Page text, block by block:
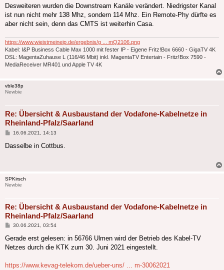
Desweiteren wurden die Downstream Kanäle verändert. Niedrigster Kanal
ist nun nicht mehr 138 Mhz, sondern 114 Mhz. Ein Remote-Phy dürfte es
aber nicht sein, denn das CMTS ist weiterhin Casa.
https://www.wieistmeineip.de/ergebnis/g ... mQ2106.png
Kabel: I&P Business Cable Max 1000 mit fester IP - Eigene Fritz!Box 6660 - GigaTV 4K
DSL: MagentaZuhause L (116/46 Mbit) inkl. MagentaTV Entertain - Fritz!Box 7590 -
MediaReceiver MR401 und Apple TV 4K
vble38p
Newbie
Re: Übersicht & Ausbaustand der Vodafone-Kabelnetze in
Rheinland-Pfalz/Saarland
Beitrag
16.06.2021, 14:13
Dasselbe in Cottbus.
SPKirsch
Newbie
Re: Übersicht & Ausbaustand der Vodafone-Kabelnetze in
Rheinland-Pfalz/Saarland
Beitrag
30.06.2021, 03:54
Gerade erst gelesen: in 56766 Ulmen wird der Betrieb des Kabel-TV
Netzes durch die KTK zum 30. Juni 2021 eingestellt.
https://www.kevag-telekom.de/ueber-uns/ ... m-30062021